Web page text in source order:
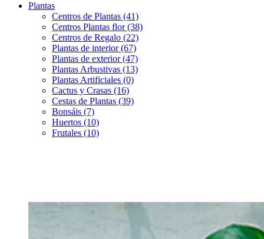
Plantas
Centros de Plantas (41)
Centros Plantas flor (38)
Centros de Regalo (22)
Plantas de interior (67)
Plantas de exterior (47)
Plantas Arbustivas (13)
Plantas Artificiales (0)
Cactus y Crasas (16)
Cestas de Plantas (39)
Bonsáis (7)
Huertos (10)
Frutales (10)